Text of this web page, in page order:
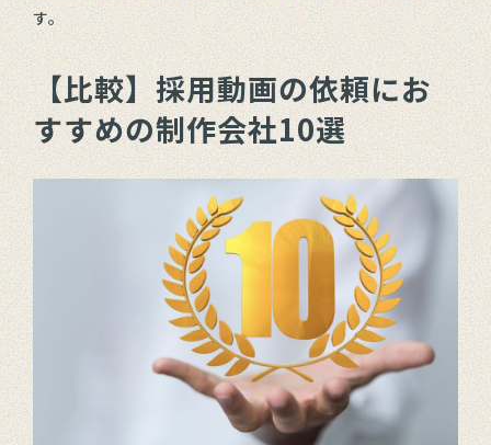
す。
【比較】採用動画の依頼にお
すすめの制作会社10選